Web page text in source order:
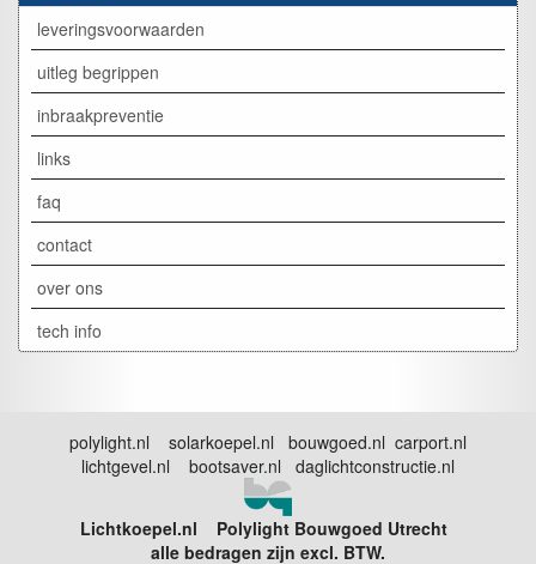
leveringsvoorwaarden
uitleg begrippen
inbraakpreventie
links
faq
contact
over ons
tech info
polylight.nl solarkoepel.nl bouwgoed.nl carport.nl
lichtgevel.nl bootsaver.nl daglichtconstructie.nl
Lichtkoepel.nl Polylight Bouwgoed Utrecht
alle bedragen zijn excl. BTW.